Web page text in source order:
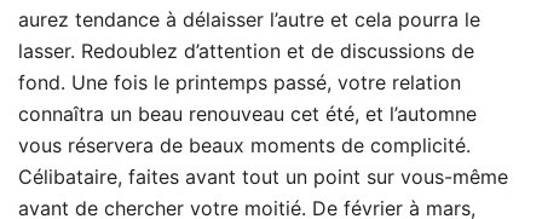
aurez tendance à délaisser l’autre et cela pourra le
lasser. Redoublez d’attention et de discussions de
fond. Une fois le printemps passé, votre relation
connaîtra un beau renouveau cet été, et l’automne
vous réservera de beaux moments de complicité.
Célibataire, faites avant tout un point sur vous-même
avant de chercher votre moitié. De février à mars,